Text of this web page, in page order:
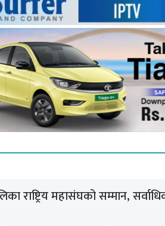
राष्ट्रिय महासंघको सम्मान,